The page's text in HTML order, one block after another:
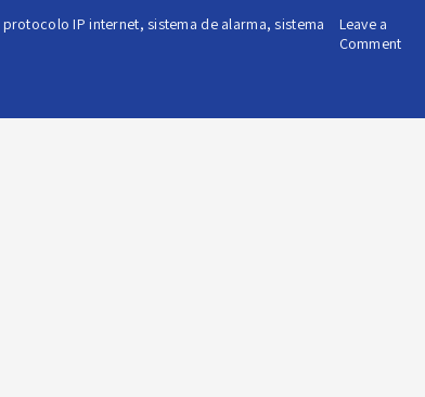
protocolo IP internet,sistema de alarma,sistema
Leave a
Commenton